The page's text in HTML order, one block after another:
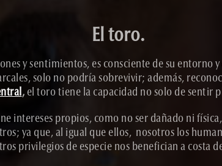
El toro.
y sentimientos, es consciente de su entorno
solo no podría sobrevivir; además,
, el toro tiene la capacidad no solo de sentir
intereses propios, como no ser dañado ni
ya que, al igual que ellos, nosotros los
privilegios de especie nos benefician a costa